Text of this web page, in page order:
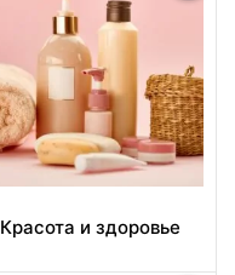
Красота и здоровье